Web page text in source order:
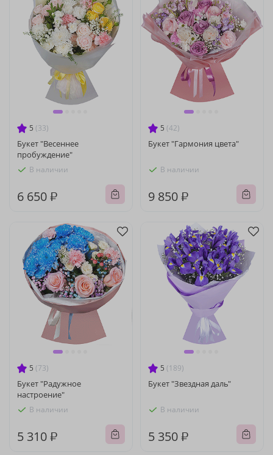
5 (33)
Букет "Весеннее
пробуждение"
В наличии
6 650 ₽
5 (42)
Букет "Гармония цвета"
В наличии
9 850 ₽
5 (73)
Букет "Радужное
настроение"
В наличии
5 310 ₽
5 (189)
Букет "Звездная даль"
В наличии
5 350 ₽